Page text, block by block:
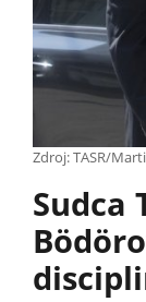
Zdroj: TASR/
Sudca